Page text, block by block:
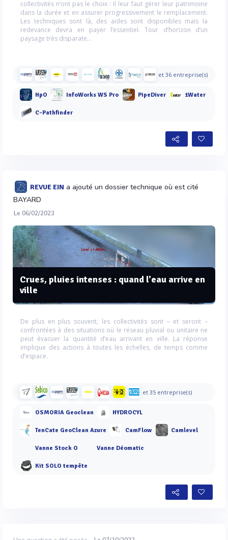
collectivités n’ont pas le choix : il leur faut gérer leur patrimoine
dans la durée et en assurer progressivement le remplacement.
Les techniques sont là, des aides sont disponibles mais la
redevance devra en payer l’essentiel. Tour d’horizon d’un
paysage très disparate…
et 36 entreprise(s)
HpO InfoWorks WS Pro PipeDiver 1Water
C-Pathfinder
REVUE EIN a ajouté un dossier technique où est cité
BAYARD
Le 06/02/2023
Crues, pluies intenses : quand l'eau arrive en
ville
De plus en plus souvent, les collectivités sont – et seront –
confrontées à des situations où le réseau pluvial ou unitaire ne
peut évacuer la quantité d’eau arrivant en ville. La réponse
implique des actions à toutes les échelles, de temps comme
d’espace.
et 35 entreprise(s)
OSMORIA Geoclean HYDROCYL
TenCate GeoClean Azure CamFlow Camlevel
Vanne Stock O Vanne Déomatic
Kit SOLO tempête